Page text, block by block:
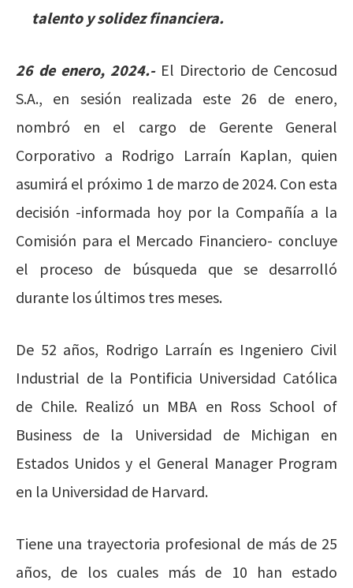
talento y solidez financiera.
26 de enero, 2024.- El Directorio de Cencosud
S.A., en sesión realizada este 26 de enero,
nombró en el cargo de Gerente General
Corporativo a Rodrigo Larraín Kaplan, quien
asumirá el próximo 1 de marzo de 2024. Con esta
decisión -informada hoy por la Compañía a la
Comisión para el Mercado Financiero- concluye
el proceso de búsqueda que se desarrolló
durante los últimos tres meses.
De 52 años, Rodrigo Larraín es Ingeniero Civil
Industrial de la Pontificia Universidad Católica
de Chile. Realizó un MBA en Ross School of
Business de la Universidad de Michigan en
Estados Unidos y el General Manager Program
en la Universidad de Harvard.
Tiene una trayectoria profesional de más de 25
años, de los cuales más de 10 han estado